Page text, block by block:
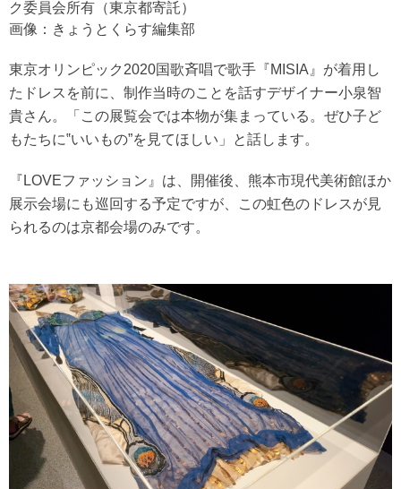
ク委員会所有（東京都寄託）
画像：きょうとくらす編集部
東京オリンピック2020国歌斉唱で歌手『MISIA』が着用し
たドレスを前に、制作当時のことを話すデザイナー小泉智
貴さん。「この展覧会では本物が集まっている。ぜひ子ど
もたちに‟いいもの”を見てほしい」と話します。
『LOVEファッション』は、開催後、熊本市現代美術館ほか
展示会場にも巡回する予定ですが、この虹色のドレスが見
られるのは京都会場のみです。